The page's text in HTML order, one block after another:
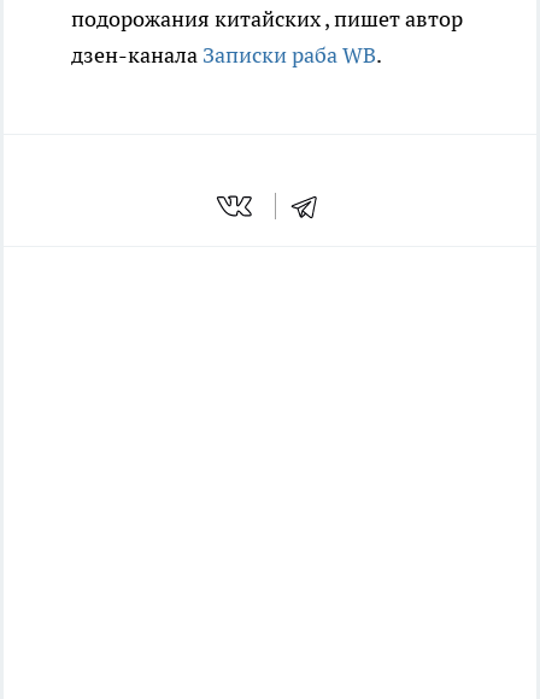
подорожания китайских, пишет автор
дзен-канала Записки раба WB.